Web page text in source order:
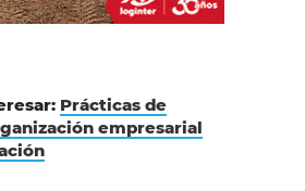
Prácticas de
empresarial